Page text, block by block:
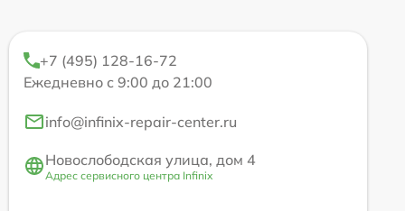
+7 (495) 128-16-72
Ежедневно с 9:00 до 21:00
info@infinix-repair-center.ru
Новослободская улица, дом 4
Адрес сервисного центра Infinix